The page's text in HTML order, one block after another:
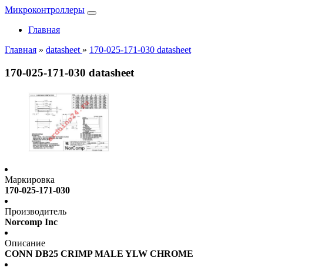
Микроконтроллеры
Главная
Главная » datasheet » 170-025-171-030 datasheet
170-025-171-030 datasheet
Маркировка
170-025-171-030
Производитель
Norcomp Inc
Описание
CONN DB25 CRIMP MALE YLW CHROME